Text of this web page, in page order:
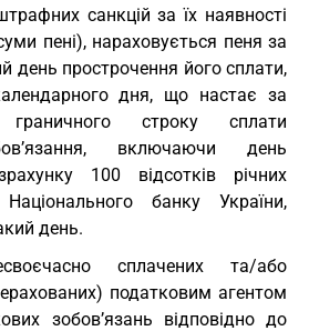
санкцій за їх наявності
пені), нараховується пеня за
день прострочення його сплати,
дня, що настає за
строку сплати
включаючи день
100 відсотків річних
банку України,
день.
сплачених та/або
податковим агентом
зобов’язань відповідно до